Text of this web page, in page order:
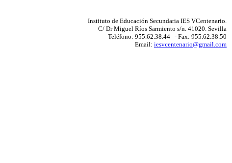
Instituto de Educación Secundaria IES VCentenario.
C/ Dr Miguel Ríos Sarmiento s/n. 41020. Sevilla
Teléfono: 955.62.38.44 - Fax: 955.62.38.50
Email: iesvcentenario@gmail.com